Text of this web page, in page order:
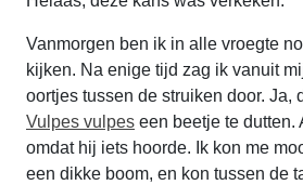
Vanmorgen ben ik in alle vroegte
kijken. Na enige tijd zag ik vanuit
oortjes tussen de struiken door. Ja,
Vulpes vulpes een beetje te dutten.
omdat hij iets hoorde. Ik kon me
een dikke boom, en kon tussen de